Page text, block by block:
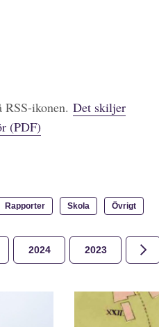
ikonen. Det skiljer
(PDF)
Rapporter Skola Övrigt
2024 2023 2022